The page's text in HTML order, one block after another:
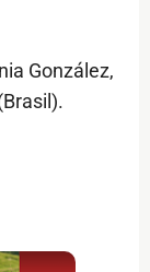
González,